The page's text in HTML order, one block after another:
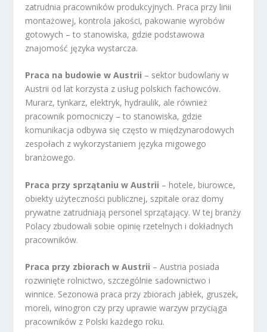
zatrudnia pracowników produkcyjnych. Praca przy linii
montażowej, kontrola jakości, pakowanie wyrobów
gotowych – to stanowiska, gdzie podstawowa
znajomość języka wystarcza.
Praca na budowie w Austrii – sektor budowlany w
Austrii od lat korzysta z usług polskich fachowców.
Murarz, tynkarz, elektryk, hydraulik, ale również
pracownik pomocniczy – to stanowiska, gdzie
komunikacja odbywa się często w międzynarodowych
zespołach z wykorzystaniem języka migowego
branżowego.
Praca przy sprzątaniu w Austrii – hotele, biurowce,
obiekty użyteczności publicznej, szpitale oraz domy
prywatne zatrudniają personel sprzątający. W tej branży
Polacy zbudowali sobie opinię rzetelnych i dokładnych
pracowników.
Praca przy zbiorach w Austrii – Austria posiada
rozwinięte rolnictwo, szczególnie sadownictwo i
winnice. Sezonowa praca przy zbiorach jabłek, gruszek,
moreli, winogron czy przy uprawie warzyw przyciąga
pracowników z Polski każdego roku.